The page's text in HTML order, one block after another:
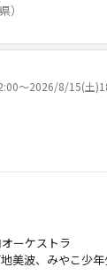
）
～2026/8/15(土
ーケストラ
美波、みやこ少